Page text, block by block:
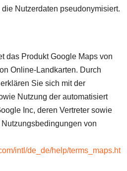
Nutzerdaten pseudonymisiert.
das Produkt Google Maps von
Online-Landkarten. Durch
Sie sich mit der
Nutzung der automatisiert
Inc, deren Vertreter sowie
von
intl/de_de/help/terms_maps.ht